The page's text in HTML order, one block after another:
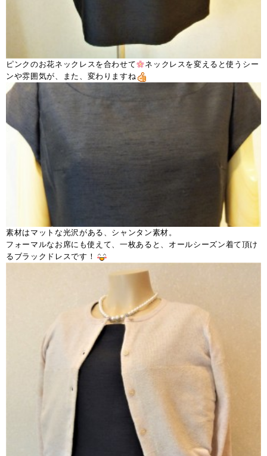
ピンクのお花ネックレスを合わせて
ネックレスを変えると使うシー
ンや雰囲気が、また、変わりますね
素材はマットな光沢がある、シャンタン素材。
フォーマルなお席にも使えて、一枚あると、オールシーズン着て頂け
るブラックドレスです！